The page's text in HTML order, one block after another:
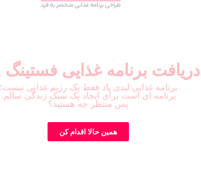
دریافت برنامه غذایی فستینگ 6:1
برنامه غذایی لیدی پاد فقط یک رژیم غذایی نیست؛
برنامه ای است برای ایجاد یک سبک زندگی سالم.
پس منتظر چه هستید؟
همین حالا اقدام کن